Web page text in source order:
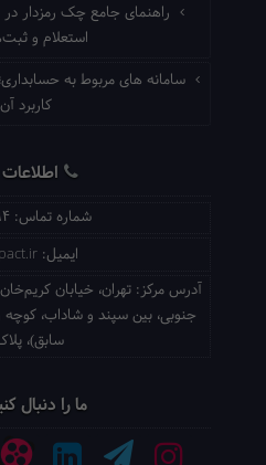
راهنمای جامع چک رمزدار
استعلام و
سامانه های مربوط به
کاربرد
شماره تماس:
ایمیل:
آدرس مرکز: تهران، خیابان
جنوبی، بین سپند و شاداب، کوچه
سابق)، پلاک
ما را دنبال